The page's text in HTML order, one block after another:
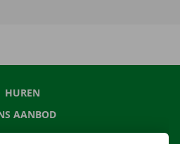
HUREN
AANBOD
DIENSTEN